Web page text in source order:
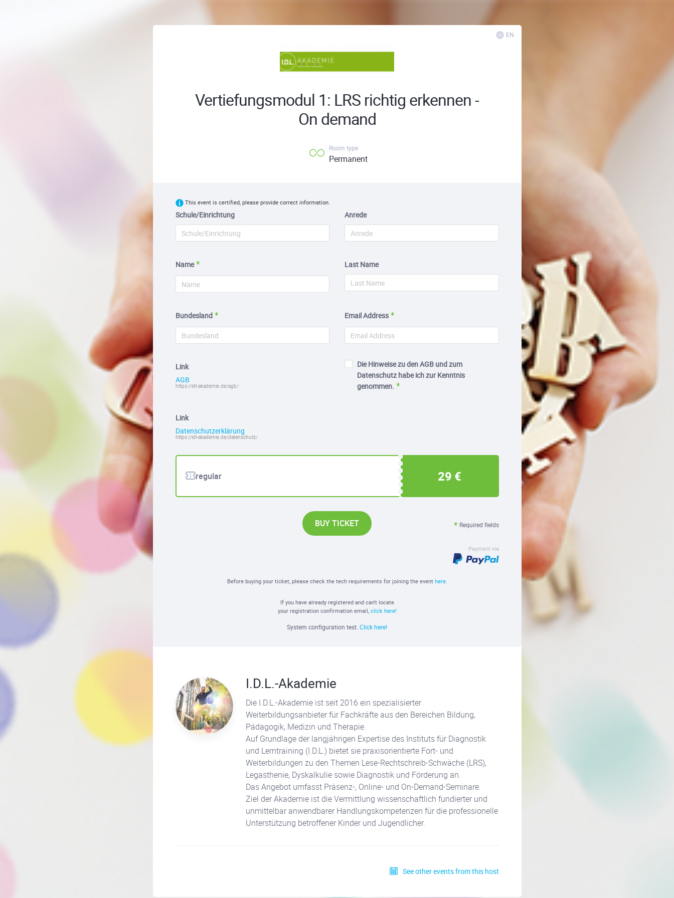
EN
Vertiefungsmodul 1: LRS richtig erkennen -
On demand
Room type
Permanent
This event is certified, please provide correct information.
Schule/Einrichtung Anrede
Name Last Name
Bundesland Email Address
Link
AGB
https://idl-akademie.de/agb/
Die Hinweise zu den AGB und zum
Datenschutz habe ich zur Kenntnis
genommen.
Link
Datenschutzerklärung
https://idl-akademie.de/datenschutz/
regular 29 €
Required fields
BUY TICKET
Payment via
Before buying your ticket, please check the tech requirements for joining the event here.
If you have already registered and can't locate
your registration confirmation email, click here!
System configuration test. Click here!
I.D.L.-Akademie
Die I.D.L.-Akademie ist seit 2016 ein spezialisierter
Weiterbildungsanbieter für Fachkräfte aus den Bereichen Bildung,
Pädagogik, Medizin und Therapie.
Auf Grundlage der langjährigen Expertise des Instituts für Diagnostik
und Lerntraining (I.D.L.) bietet sie praxisorientierte Fort- und
Weiterbildungen zu den Themen Lese-Rechtschreib-Schwäche (LRS),
Legasthenie, Dyskalkulie sowie Diagnostik und Förderung an.
Das Angebot umfasst Präsenz-, Online- und On-Demand-Seminare.
Ziel der Akademie ist die Vermittlung wissenschaftlich fundierter und
unmittelbar anwendbarer Handlungskompetenzen für die professionelle
Unterstützung betroffener Kinder und Jugendlicher.
See other events from this host